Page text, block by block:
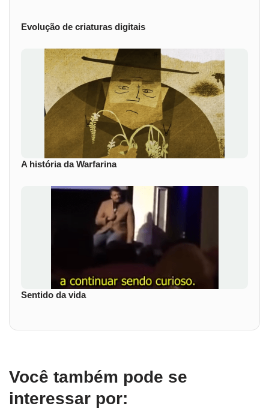
Evolução de criaturas digitais
A história da Warfarina
Sentido da vida
Você também pode se
interessar por: